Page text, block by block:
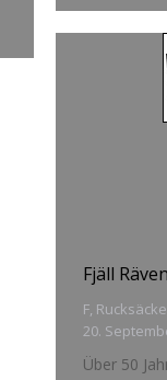
Fjäll Räven
F, Rucksäcke
20.
Über 50